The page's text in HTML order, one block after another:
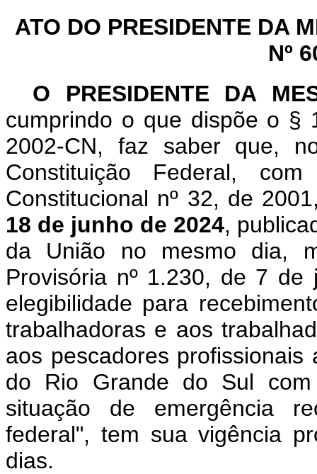
ATO DO PRESIDENTE DA
Nº
O PRESIDENTE DA
cumprindo o que dispõe o §
2002-CN, faz saber que,
Constituição Federal,
Constitucional nº 32, de
18 de junho de 2024,
da União no mesmo dia,
Provisória nº 1.230, de 7
elegibilidade para
trabalhadoras e aos
aos pescadores
do Rio Grande do Sul
situação de emergência
federal", tem sua vigência
dias.